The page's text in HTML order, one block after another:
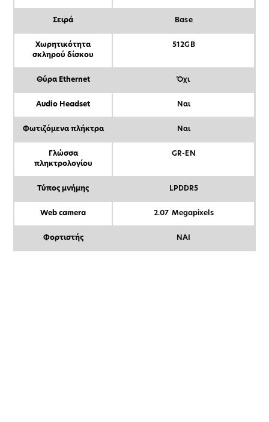
Σειρά Base
Χωρητικότητα
σκληρού δίσκου
512GB
Θύρα Ethernet Όχι
Audio Headset Ναι
Φωτιζόμενα πλήκτρα Ναι
Γλώσσα
πληκτρολογίου
GR-EN
Τύπος μνήμης LPDDR5
Web camera 2.07 Megapixels
Φορτιστής NAI